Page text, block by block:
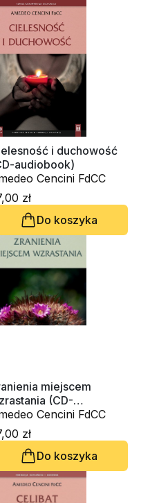
i duchowość
audiobook)
Cencini FdCC
zł
Do koszyka
miejscem
(CD-
Cencini FdCC
zł
Do koszyka